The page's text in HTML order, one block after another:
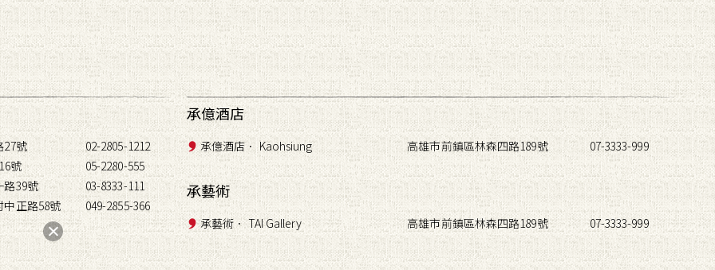
27號
號
路39號
正路58號
02-2805-1212
05-2280-555
03-8333-111
049-2855-366
承億酒店
承億酒店． Kaohsiung 高雄市前鎮區林森四路189號 07-3333-999
承藝術
承藝術． TAI Gallery 高雄市前鎮區林森四路189號 07-3333-999